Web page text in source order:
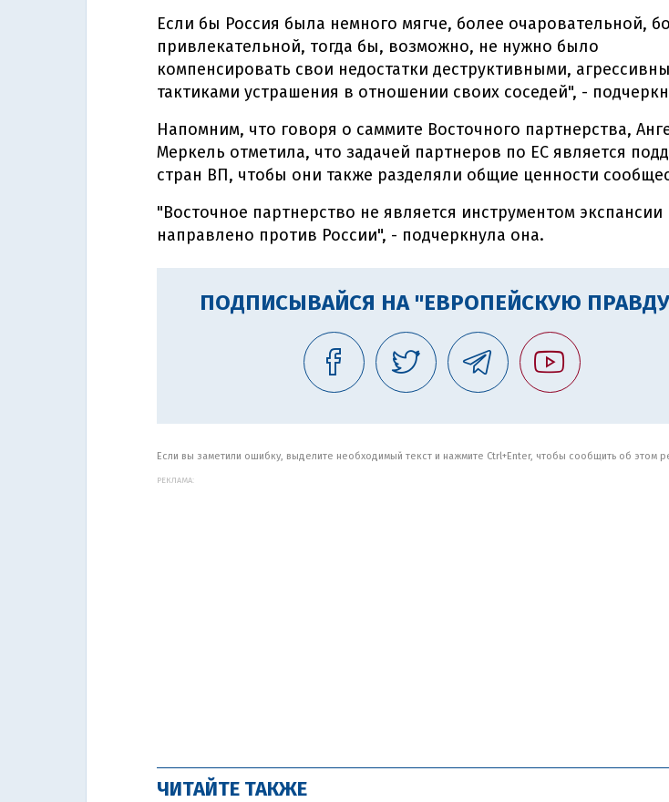
Если бы Россия была немного мягче, более очаровательной,
привлекательной, тогда бы, возможно, не нужно было
компенсировать свои недостатки деструктивными,
тактиками устрашения в отношении своих соседей", -
Напомним, что говоря о саммите Восточного партнерства,
Меркель отметила, что задачей партнеров по ЕС является
стран ВП, чтобы они также разделяли общие ценности
"Восточное партнерство не является инструментом экспансии
направлено против России", - подчеркнула она.
ПОДПИСЫВАЙСЯ НА "ЕВРОПЕЙСКУЮ
Если вы заметили ошибку, выделите необходимый текст и нажмите Ctrl+Enter, чтобы сообщить об этом
РЕКЛАМА:
ЧИТАЙТЕ ТАКЖЕ